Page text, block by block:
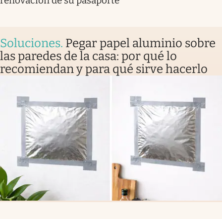
Soluciones. Pegar papel aluminio sobre
las paredes de la casa: por qué lo
recomiendan y para qué sirve hacerlo